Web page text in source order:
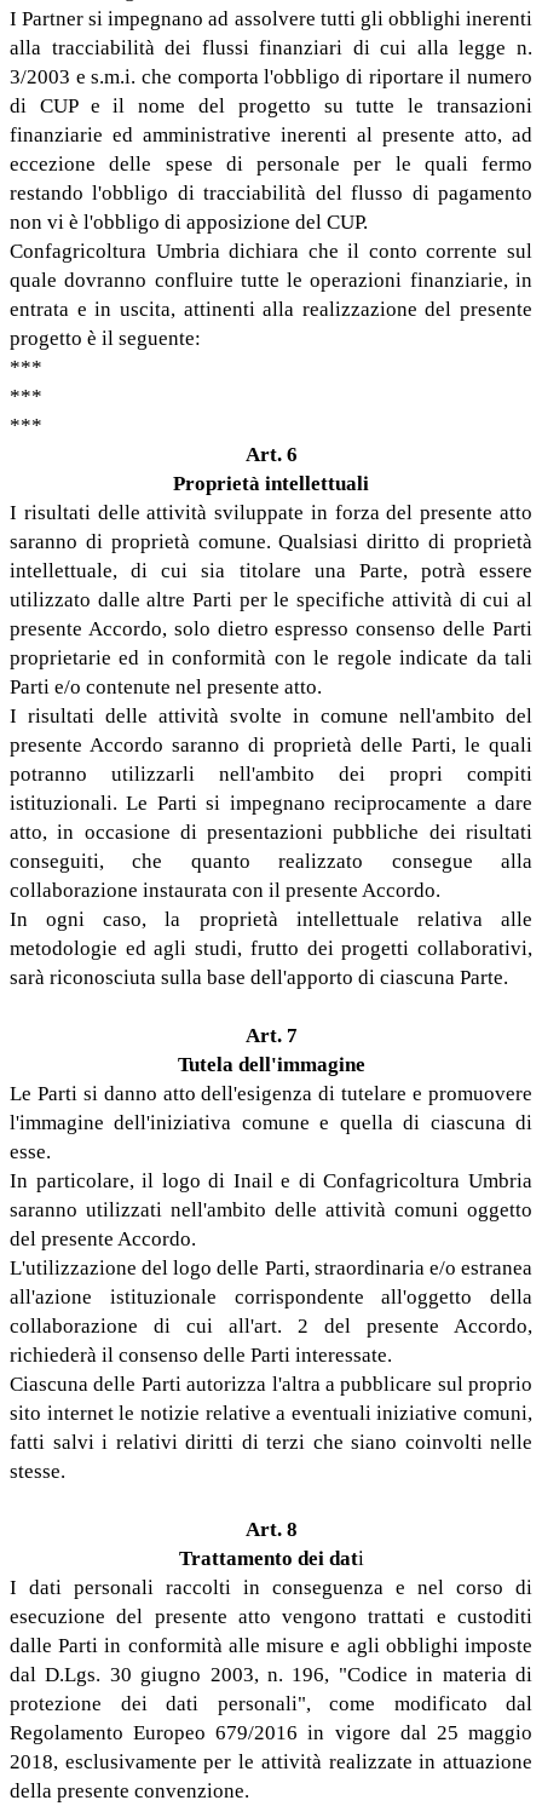
I Partner si impegnano ad assolvere tutti gli obblighi inerenti
alla tracciabilità dei flussi finanziari di cui alla legge n.
3/2003 e s.m.i. che comporta l'obbligo di riportare il numero
di CUP e il nome del progetto su tutte le transazioni
finanziarie ed amministrative inerenti al presente atto, ad
eccezione delle spese di personale per le quali fermo
restando l'obbligo di tracciabilità del flusso di pagamento
non vi è l'obbligo di apposizione del CUP.
Confagricoltura Umbria dichiara che il conto corrente sul
quale dovranno confluire tutte le operazioni finanziarie, in
entrata e in uscita, attinenti alla realizzazione del presente
progetto è il seguente:
***
***
***
Art. 6
Proprietà intellettuali
I risultati delle attività sviluppate in forza del presente atto
saranno di proprietà comune. Qualsiasi diritto di proprietà
intellettuale, di cui sia titolare una Parte, potrà essere
utilizzato dalle altre Parti per le specifiche attività di cui al
presente Accordo, solo dietro espresso consenso delle Parti
proprietarie ed in conformità con le regole indicate da tali
Parti e/o contenute nel presente atto.
I risultati delle attività svolte in comune nell'ambito del
presente Accordo saranno di proprietà delle Parti, le quali
potranno utilizzarli nell'ambito dei propri compiti
istituzionali. Le Parti si impegnano reciprocamente a dare
atto, in occasione di presentazioni pubbliche dei risultati
conseguiti, che quanto realizzato consegue alla
collaborazione instaurata con il presente Accordo.
In ogni caso, la proprietà intellettuale relativa alle
metodologie ed agli studi, frutto dei progetti collaborativi,
sarà riconosciuta sulla base dell'apporto di ciascuna Parte.
Art. 7
Tutela dell'immagine
Le Parti si danno atto dell'esigenza di tutelare e promuovere
l'immagine dell'iniziativa comune e quella di ciascuna di
esse.
In particolare, il logo di Inail e di Confagricoltura Umbria
saranno utilizzati nell'ambito delle attività comuni oggetto
del presente Accordo.
L'utilizzazione del logo delle Parti, straordinaria e/o estranea
all'azione istituzionale corrispondente all'oggetto della
collaborazione di cui all'art. 2 del presente Accordo,
richiederà il consenso delle Parti interessate.
Ciascuna delle Parti autorizza l'altra a pubblicare sul proprio
sito internet le notizie relative a eventuali iniziative comuni,
fatti salvi i relativi diritti di terzi che siano coinvolti nelle
stesse.
Art. 8
Trattamento dei dati
I dati personali raccolti in conseguenza e nel corso di
esecuzione del presente atto vengono trattati e custoditi
dalle Parti in conformità alle misure e agli obblighi imposte
dal D.Lgs. 30 giugno 2003, n. 196, "Codice in materia di
protezione dei dati personali", come modificato dal
Regolamento Europeo 679/2016 in vigore dal 25 maggio
2018, esclusivamente per le attività realizzate in attuazione
della presente convenzione.